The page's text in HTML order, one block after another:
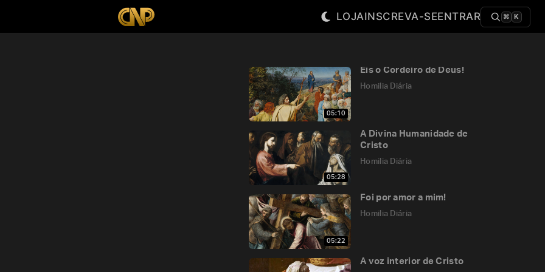
LOJAINSCREVA-SEENTRAR ⌘ K
05:10
Eis o Cordeiro de Deus!
Homilia Diária
05:28
A Divina Humanidade de
Cristo
Homilia Diária
05:22
Foi por amor a mim!
Homilia Diária
A voz interior de Cristo